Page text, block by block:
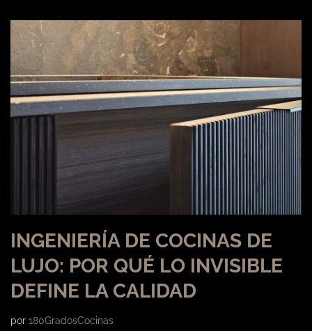
INGENIERÍA DE COCINAS DE
LUJO: POR QUÉ LO INVISIBLE
DEFINE LA CALIDAD
por 180GradosCocinas